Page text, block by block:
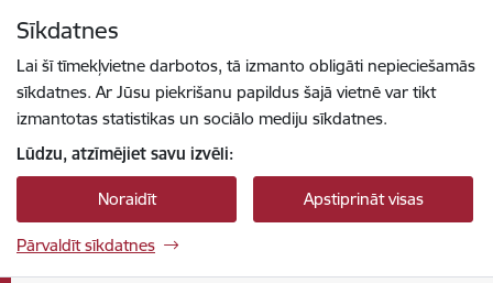
Sīkdatnes
Lai šī tīmekļvietne darbotos, tā izmanto obligāti nepieciešamās
sīkdatnes. Ar Jūsu piekrišanu papildus šajā vietnē var tikt
izmantotas statistikas un sociālo mediju sīkdatnes.
Lūdzu, atzīmējiet savu izvēli:
Noraidīt Apstiprināt visas
Pārvaldīt sīkdatnes